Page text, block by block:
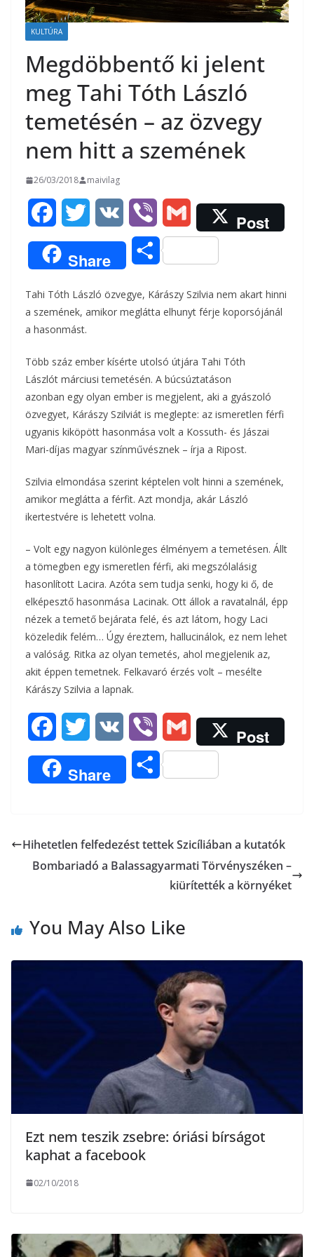
KULTÚRA
Megdöbbentő ki jelent
meg Tahi Tóth László
temetésén – az özvegy
nem hitt a szemének
26/03/2018 maivilag
a
c
e
b
o
k
w
i
t
r
K
i
b
e
m
a
i
Post
Share
O
s
a
e
g
Tahi Tóth László özvegye, Kárászy Szilvia nem akart hinni
a szemének, amikor meglátta elhunyt férje koporsójánál
a hasonmást.
Több száz ember kísérte utolsó útjára Tahi Tóth
Lászlót márciusi temetésén. A búcsúztatáson
azonban egy olyan ember is megjelent, aki a gyászoló
özvegyet, Kárászy Szilviát is meglepte: az ismeretlen férfi
ugyanis kiköpött hasonmása volt a Kossuth- és Jászai
Mari-díjas magyar színművésznek – írja a Ripost.
Szilvia elmondása szerint képtelen volt hinni a szemének,
amikor meglátta a férfit. Azt mondja, akár László
ikertestvére is lehetett volna.
– Volt egy nagyon különleges élményem a temetésen. Állt
a tömegben egy ismeretlen férfi, aki megszólalásig
hasonlított Lacira. Azóta sem tudja senki, hogy ki ő, de
elképesztő hasonmása Lacinak. Ott állok a ravatalnál, épp
nézek a temető bejárata felé, és azt látom, hogy Laci
közeledik felém… Úgy éreztem, hallucinálok, ez nem lehet
a valóság. Ritka az olyan temetés, ahol megjelenik az,
akit éppen temetnek. Felkavaró érzés volt – mesélte
Kárászy Szilvia a lapnak.
a
c
b
o
k
w
i
t
e
K
i
b
r
m
a
l
Post
Share
O
z
a
e
g
Hi­he­tet­len fel­fe­de­zést tet­tek Szi­cí­li­á­ban a kutatók
Bombariadó a Balassagyarmati Törvényszéken –
kiürítették a környéket
You May Also Like
Ezt nem teszik zsebre: óriási bírságot
kaphat a facebook
02/10/2018